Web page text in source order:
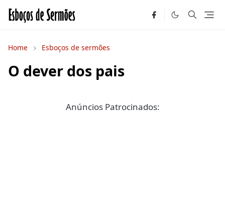
Home Esboços de sermões
O dever dos pais
Anúncios Patrocinados: